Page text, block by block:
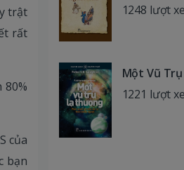
trật
rất
80%
của
bạn
1248 lượt
Một Vũ
1221 lượt